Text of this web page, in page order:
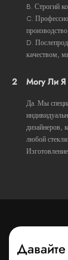
B. Строгий
C.
D.
качеством,
2 Могу Ли Я
Да. Мы
дизайнеров,
любой